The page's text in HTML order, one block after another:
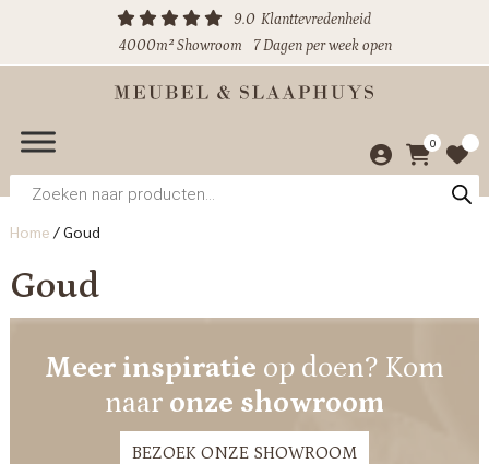
9.0 Klanttevredenheid
4000m² Showroom
7 Dagen per week open
0
Producten
zoeken
Home /Goud
Goud
Meer inspiratie op doen? Kom
naar onze showroom
BEZOEK ONZE SHOWROOM